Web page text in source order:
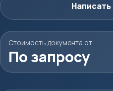
Написать
Стоимость документа от
По запросу